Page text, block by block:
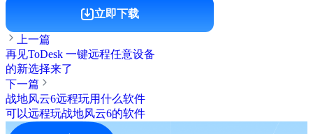
立即下载
上一篇
再见ToDesk 一键远程任意设备
的新选择来了
下一篇
战地风云6远程玩用什么软件
可以远程玩战地风云6的软件